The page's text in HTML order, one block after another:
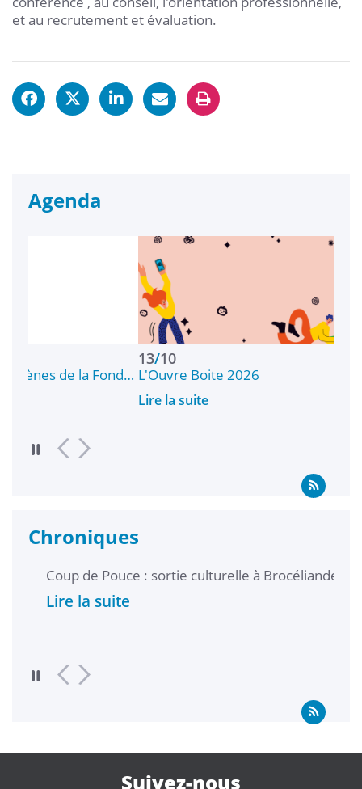
et au recrutement et évaluation.
Agenda
L'Ouvre Boite 2026
Chroniques
Coup de Pouce : sortie culturelle à Brocéliande
Lire la suite
Suivez-nous